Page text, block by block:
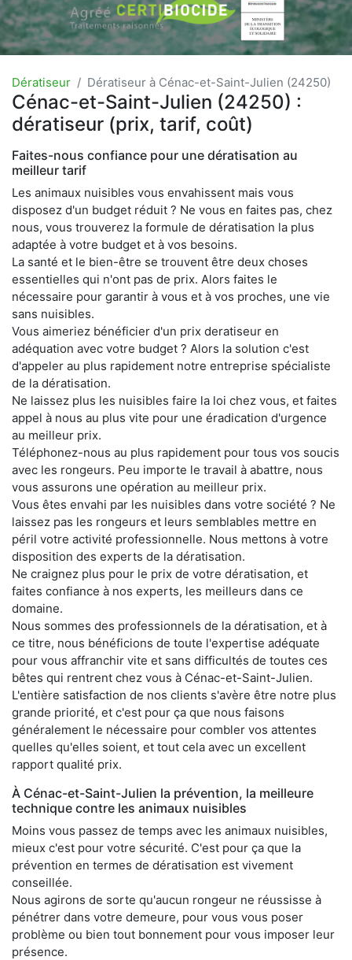
Dératiseur Dératiseur à Cénac-et-Saint-Julien (24250)
Cénac-et-Saint-Julien (24250) :
dératiseur (prix, tarif, coût)
Faites-nous confiance pour une dératisation au
meilleur tarif
Les animaux nuisibles vous envahissent mais vous
disposez d'un budget réduit ? Ne vous en faites pas, chez
nous, vous trouverez la formule de dératisation la plus
adaptée à votre budget et à vos besoins.
La santé et le bien-être se trouvent être deux choses
essentielles qui n'ont pas de prix. Alors faites le
nécessaire pour garantir à vous et à vos proches, une vie
sans nuisibles.
Vous aimeriez bénéficier d'un prix deratiseur en
adéquation avec votre budget ? Alors la solution c'est
d'appeler au plus rapidement notre entreprise spécialiste
de la dératisation.
Ne laissez plus les nuisibles faire la loi chez vous, et faites
appel à nous au plus vite pour une éradication d'urgence
au meilleur prix.
Téléphonez-nous au plus rapidement pour tous vos soucis
avec les rongeurs. Peu importe le travail à abattre, nous
vous assurons une opération au meilleur prix.
Vous êtes envahi par les nuisibles dans votre société ? Ne
laissez pas les rongeurs et leurs semblables mettre en
péril votre activité professionnelle. Nous mettons à votre
disposition des experts de la dératisation.
Ne craignez plus pour le prix de votre dératisation, et
faites confiance à nos experts, les meilleurs dans ce
domaine.
Nous sommes des professionnels de la dératisation, et à
ce titre, nous bénéficions de toute l'expertise adéquate
pour vous affranchir vite et sans difficultés de toutes ces
bêtes qui rentrent chez vous à Cénac-et-Saint-Julien.
L'entière satisfaction de nos clients s'avère être notre plus
grande priorité, et c'est pour ça que nous faisons
généralement le nécessaire pour combler vos attentes
quelles qu'elles soient, et tout cela avec un excellent
rapport qualité prix.
À Cénac-et-Saint-Julien la prévention, la meilleure
technique contre les animaux nuisibles
Moins vous passez de temps avec les animaux nuisibles,
mieux c'est pour votre sécurité. C'est pour ça que la
prévention en termes de dératisation est vivement
conseillée.
Nous agirons de sorte qu'aucun rongeur ne réussisse à
pénétrer dans votre demeure, pour vous vous poser
problème ou bien tout bonnement pour vous imposer leur
présence.